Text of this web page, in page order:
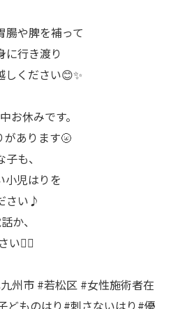
腸や脾を補って
に行き渡り
しください😊✨
お休みです。
があります🌝
も、
小児はりを
さい♪
か、
い🙇‍♀️
州市 #若松区 #女性施術者在